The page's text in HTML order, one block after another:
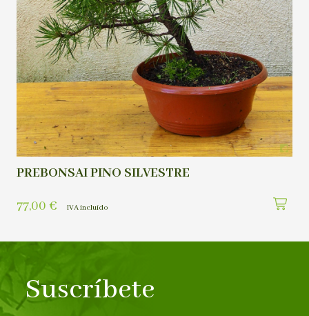
PREBONSAI PINO SILVESTRE
77,00 € IVA incluído
Suscríbete